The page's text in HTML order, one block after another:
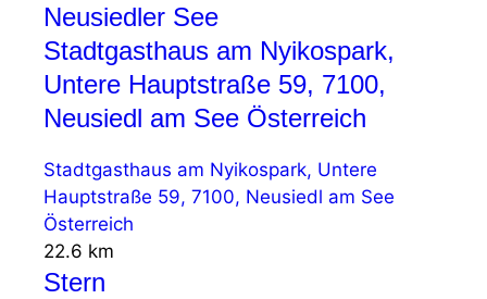
Neusiedler See
Stadtgasthaus am Nyikospark,
Untere Hauptstraße 59, 7100,
Neusiedl am See Österreich
Stadtgasthaus am Nyikospark, Untere
Hauptstraße 59, 7100, Neusiedl am See
Österreich
22.6 km
Stern